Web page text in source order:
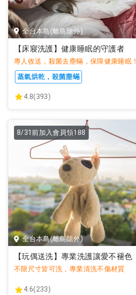
全台本島(離島除外)
【床寢洗護】健康睡眠的守護者
專人收送，殺菌去塵蟎，保障健康睡眠！
蒸氣烘乾，殺菌塵蟎
4.8(393)
8/31前加入會員領188
全台本島(離島除外)
【玩偶送洗】專業洗護讓愛不褪色
不限尺寸皆可洗，專業清洗不傷材質
4.6(233)